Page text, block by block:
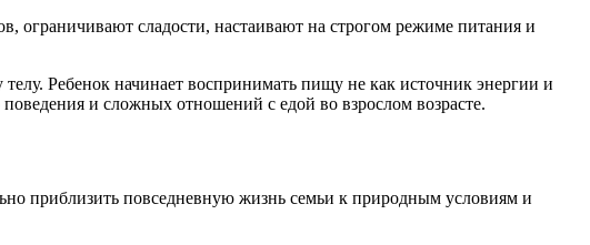
ограничивают сладости, настаивают на строгом режиме питания и
Ребенок начинает воспринимать пищу не как источник энергии и
и сложных отношений с едой во взрослом возрасте.
приблизить повседневную жизнь семьи к природным условиям и